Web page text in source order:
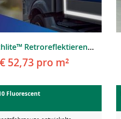
3M™ Scotchlite™ Retroreflektierende Folie 580E
€ 52,73 pro m²
Fluorescent